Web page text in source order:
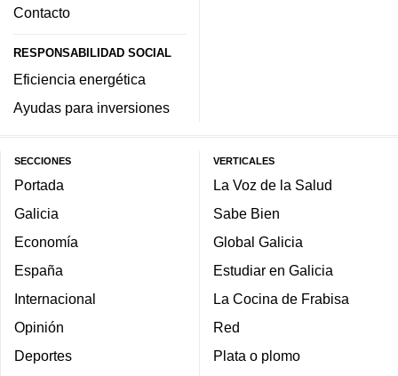
Contacto
RESPONSABILIDAD SOCIAL
Eficiencia energética
Ayudas para inversiones
SECCIONES
Portada
Galicia
Economía
España
Internacional
Opinión
Deportes
VERTICALES
La Voz de la Salud
Sabe Bien
Global Galicia
Estudiar en Galicia
La Cocina de Frabisa
Red
Plata o plomo